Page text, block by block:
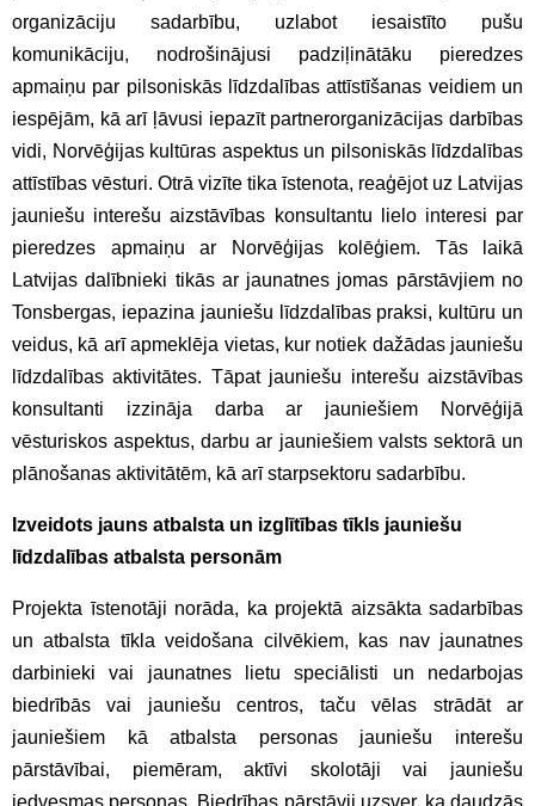
organizāciju sadarbību, uzlabot iesaistīto pušu
komunikāciju, nodrošinājusi padziļinātāku pieredzes
apmaiņu par pilsoniskās līdzdalības attīstīšanas veidiem un
iespējām, kā arī ļāvusi iepazīt partnerorganizācijas darbības
vidi, Norvēģijas kultūras aspektus un pilsoniskās līdzdalības
attīstības vēsturi. Otrā vizīte tika īstenota, reaģējot uz Latvijas
jauniešu interešu aizstāvības konsultantu lielo interesi par
pieredzes apmaiņu ar Norvēģijas kolēģiem. Tās laikā
Latvijas dalībnieki tikās ar jaunatnes jomas pārstāvjiem no
Tonsbergas, iepazina jauniešu līdzdalības praksi, kultūru un
veidus, kā arī apmeklēja vietas, kur notiek dažādas jauniešu
līdzdalības aktivitātes. Tāpat jauniešu interešu aizstāvības
konsultanti izzināja darba ar jauniešiem Norvēģijā
vēsturiskos aspektus, darbu ar jauniešiem valsts sektorā un
plānošanas aktivitātēm, kā arī starpsektoru sadarbību.
Izveidots jauns atbalsta un izglītības tīkls jauniešu
līdzdalības atbalsta personām
Projekta īstenotāji norāda, ka projektā aizsākta sadarbības
un atbalsta tīkla veidošana cilvēkiem, kas nav jaunatnes
darbinieki vai jaunatnes lietu speciālisti un nedarbojas
biedrībās vai jauniešu centros, taču vēlas strādāt ar
jauniešiem kā atbalsta personas jauniešu interešu
pārstāvībai, piemēram, aktīvi skolotāji vai jauniešu
iedvesmas personas. Biedrības pārstāvji uzsver, ka daudzās